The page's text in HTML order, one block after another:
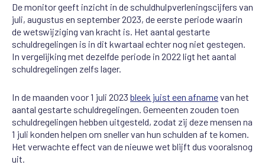
De monitor geeft inzicht in de schuldhulpverleningscijfers van
juli, augustus en september 2023, de eerste periode waarin
de wetswijziging van kracht is. Het aantal gestarte
schuldregelingen is in dit kwartaal echter nog niet gestegen.
In vergelijking met dezelfde periode in 2022 ligt het aantal
schuldregelingen zelfs lager.
In de maanden voor 1 juli 2023 bleek juist een afnamevan het
aantal gestarte schuldregelingen. Gemeenten zouden toen
schuldregelingen hebben uitgesteld, zodat zij deze mensen na
1 juli konden helpen om sneller van hun schulden af te komen.
Het verwachte effect van de nieuwe wet blijft dus vooralsnog
uit.